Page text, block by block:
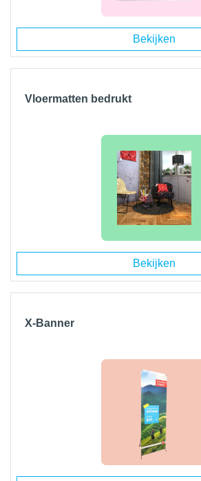
Bekijken
Vloermatten bedrukt
Bekijken
X-Banner